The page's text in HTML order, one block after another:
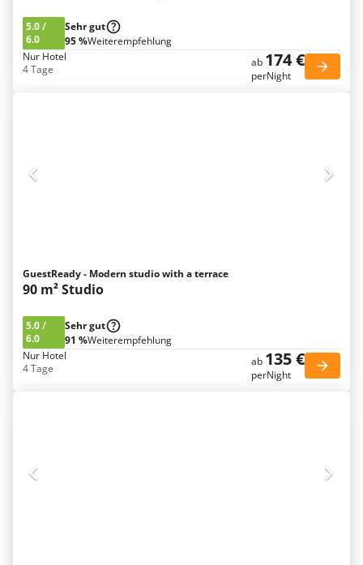
5.0/
6.0
Sehr gut
95 %Weiterempfehlung
Nur Hotel
4 Tage
ab 174 €
perNight
GuestReady - Modern studio with a terrace
90 m² Studio
5.0/
6.0
Sehr gut
91 %Weiterempfehlung
Nur Hotel
4 Tage
ab 135 €
perNight